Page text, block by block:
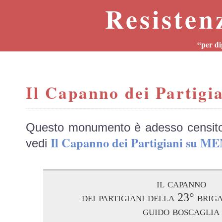
“per
Il Capanno dei
Questo monumento è adesso
vedi Il Capanno dei Partigiani su
il capanno
dei partigiani della 23°
guido boscaglia